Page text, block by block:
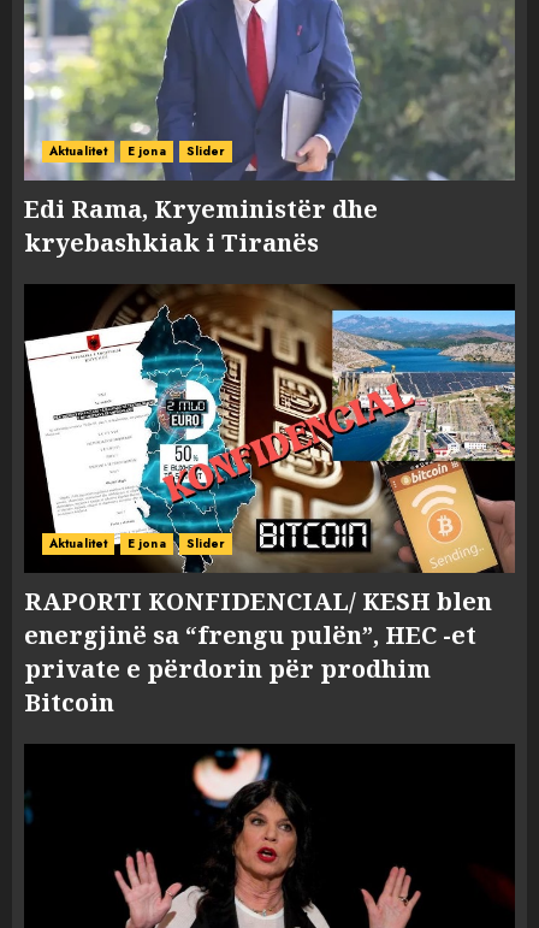
Aktualitet E jona Slider
Edi Rama, Kryeministër dhe
kryebashkiak i Tiranës
Aktualitet E jona Slider
RAPORTI KONFIDENCIAL/ KESH blen
energjinë sa “frengu pulën”, HEC -et
private e përdorin për prodhim
Bitcoin